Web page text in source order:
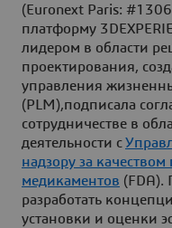
(Euronext Paris:
платформу
лидером в области
проектирования,
управления
(PLM),подписала
сотрудничестве в
деятельности с
надзору за
медикаментов (FDA).
разработать
установки и оценки